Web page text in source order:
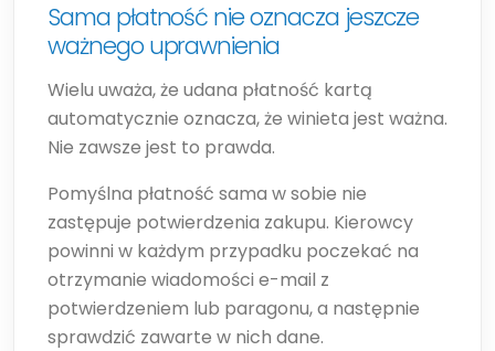
Sama płatność nie oznacza jeszcze
ważnego uprawnienia
Wielu uważa, że udana płatność kartą
automatycznie oznacza, że winieta jest ważna.
Nie zawsze jest to prawda.
Pomyślna płatność sama w sobie nie
zastępuje potwierdzenia zakupu. Kierowcy
powinni w każdym przypadku poczekać na
otrzymanie wiadomości e-mail z
potwierdzeniem lub paragonu, a następnie
sprawdzić zawarte w nich dane.